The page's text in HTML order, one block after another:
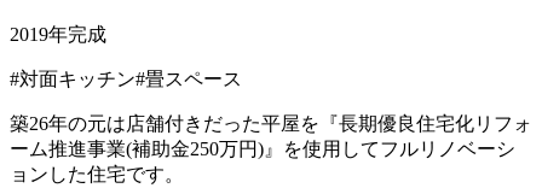
2019年完成
#対面キッチン#畳スペース
築26年の元は店舗付きだった平屋を『長期優良住宅化リフォ
ーム推進事業(補助金250万円)』を使用してフルリノベーシ
ョンした住宅です。